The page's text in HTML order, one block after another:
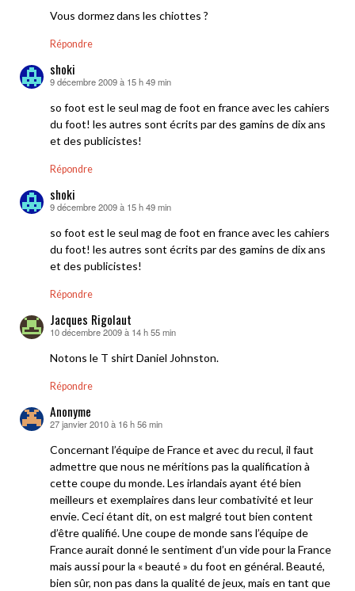
Vous dormez dans les chiottes ?
Répondre
shoki
dit :
9 décembre 2009 à 15 h 49 min
so foot est le seul mag de foot en france avec les cahiers
du foot! les autres sont écrits par des gamins de dix ans
et des publicistes!
Répondre
shoki
dit :
9 décembre 2009 à 15 h 49 min
so foot est le seul mag de foot en france avec les cahiers
du foot! les autres sont écrits par des gamins de dix ans
et des publicistes!
Répondre
Jacques Rigolaut
dit :
10 décembre 2009 à 14 h 55 min
Notons le T shirt Daniel Johnston.
Répondre
Anonyme
dit :
27 janvier 2010 à 16 h 56 min
Concernant l’équipe de France et avec du recul, il faut
admettre que nous ne méritions pas la qualification à
cette coupe du monde. Les irlandais ayant été bien
meilleurs et exemplaires dans leur combativité et leur
envie. Ceci étant dit, on est malgré tout bien content
d’être qualifié. Une coupe de monde sans l’équipe de
France aurait donné le sentiment d’un vide pour la France
mais aussi pour la « beauté » du foot en général. Beauté,
bien sûr, non pas dans la qualité de jeux, mais en tant que